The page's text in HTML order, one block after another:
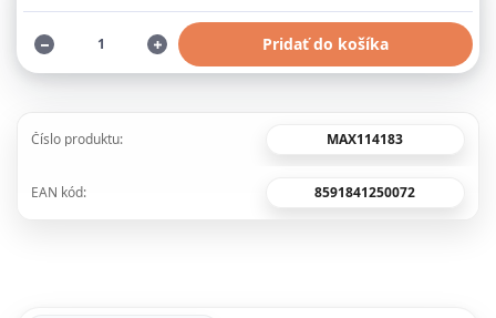
Pridať do košíka
Číslo produktu: MAX114183
EAN kód: 8591841250072